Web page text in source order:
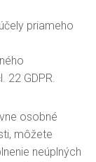
priameho
22 GDPR.
osobné
môžete
neúplných